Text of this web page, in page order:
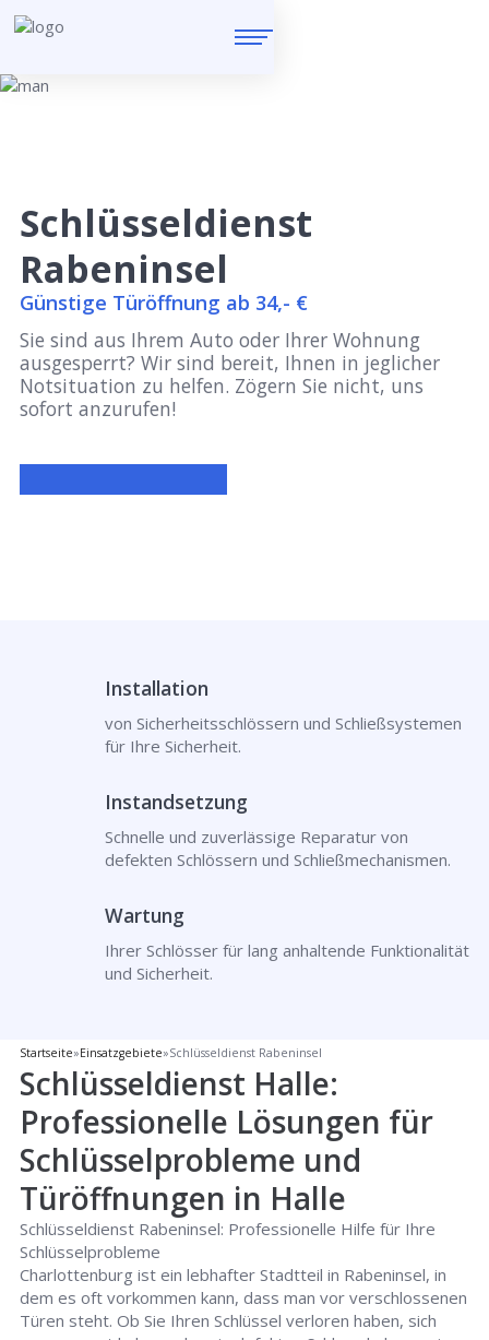
Schlüsseldienst
Rabeninsel
Günstige Türöffnung ab 34,- €
Sie sind aus Ihrem Auto oder Ihrer Wohnung
ausgesperrt? Wir sind bereit, Ihnen in jeglicher
Notsituation zu helfen. Zögern Sie nicht, uns
sofort anzurufen!
Installation
von Sicherheitsschlössern und Schließsystemen
für Ihre Sicherheit.
Instandsetzung
Schnelle und zuverlässige Reparatur von
defekten Schlössern und Schließmechanismen.
Wartung
Ihrer Schlösser für lang anhaltende Funktionalität
und Sicherheit.
Startseite»Einsatzgebiete»Schlüsseldienst Rabeninsel
Schlüsseldienst Halle:
Professionelle Lösungen für
Schlüsselprobleme und
Türöffnungen in Halle
Schlüsseldienst Rabeninsel: Professionelle Hilfe für Ihre
Schlüsselprobleme
Charlottenburg ist ein lebhafter Stadtteil in Rabeninsel, in
dem es oft vorkommen kann, dass man vor verschlossenen
Türen steht. Ob Sie Ihren Schlüssel verloren haben, sich